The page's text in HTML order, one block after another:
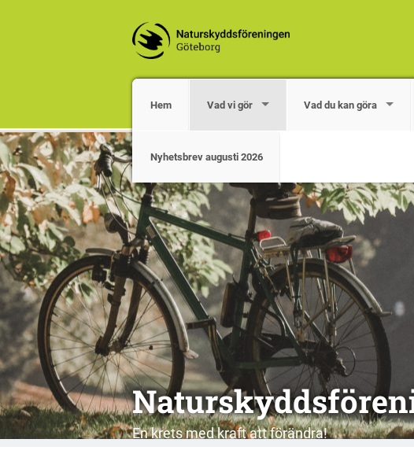
Hem Vad vi gör Vad du kan göra
Nyhetsbrev augusti 2026
En krets med kraft att förändra!